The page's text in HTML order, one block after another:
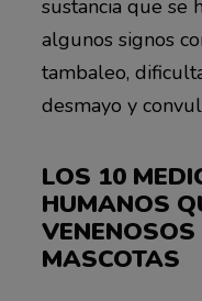
sustancia que se
algunos signos
tambaleo,
desmayo y
LOS 10
HUMANOS
MASCOTAS